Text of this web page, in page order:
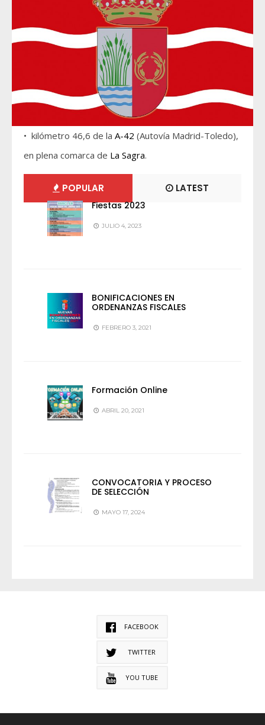
• kilómetro 46,6 de la A-42 (Autovía Madrid-Toledo),
en plena comarca de La Sagra.
POPULAR LATEST
Fiestas 2023
JULIO 4, 2023
BONIFICACIONES EN
ORDENANZAS FISCALES
FEBRERO 3, 2021
Formación Online
ABRIL 20, 2021
CONVOCATORIA Y PROCESO
DE SELECCIÓN
MAYO 17, 2024
FACEBOOK
TWITTER
YOU TUBE